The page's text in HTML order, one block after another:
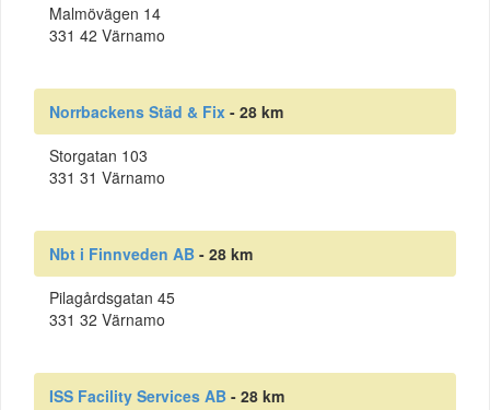
Malmövägen 14
331 42 Värnamo
Norrbackens Städ & Fix - 28 km
Storgatan 103
331 31 Värnamo
Nbt i Finnveden AB - 28 km
Pilagårdsgatan 45
331 32 Värnamo
ISS Facility Services AB - 28 km